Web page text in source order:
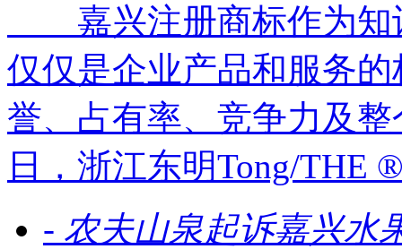
嘉兴注册商标作为知
仅仅是企业产品和服务
誉、占有率、竞争力
日，浙江东明Tong/THE
- 农夫山泉起诉嘉兴水